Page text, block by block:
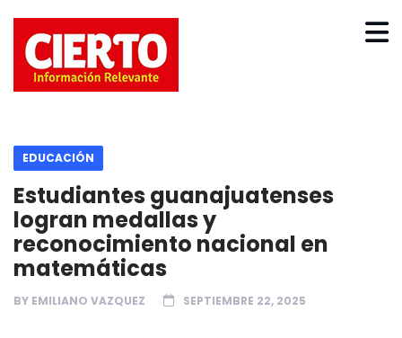
EDUCACIÓN
Estudiantes guanajuatenses
logran medallas y
reconocimiento nacional en
matemáticas
BY EMILIANO VAZQUEZ SEPTIEMBRE 22, 2025